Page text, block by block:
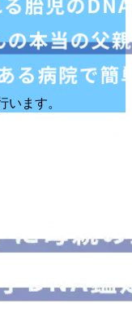
います。